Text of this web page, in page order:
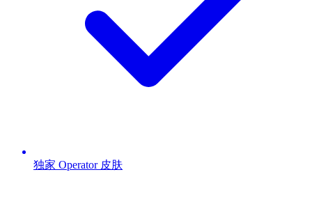
独家 Operator 皮肤